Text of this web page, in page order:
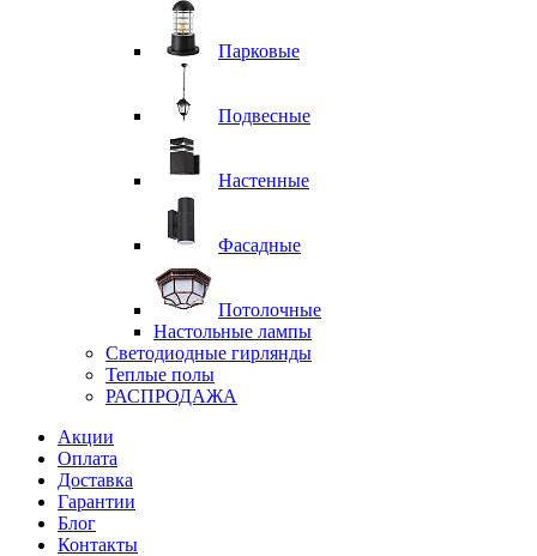
Парковые
Подвесные
Настенные
Фасадные
Потолочные
Настольные лампы
Светодиодные гирлянды
Теплые полы
РАСПРОДАЖА
Акции
Оплата
Доставка
Гарантии
Блог
Контакты